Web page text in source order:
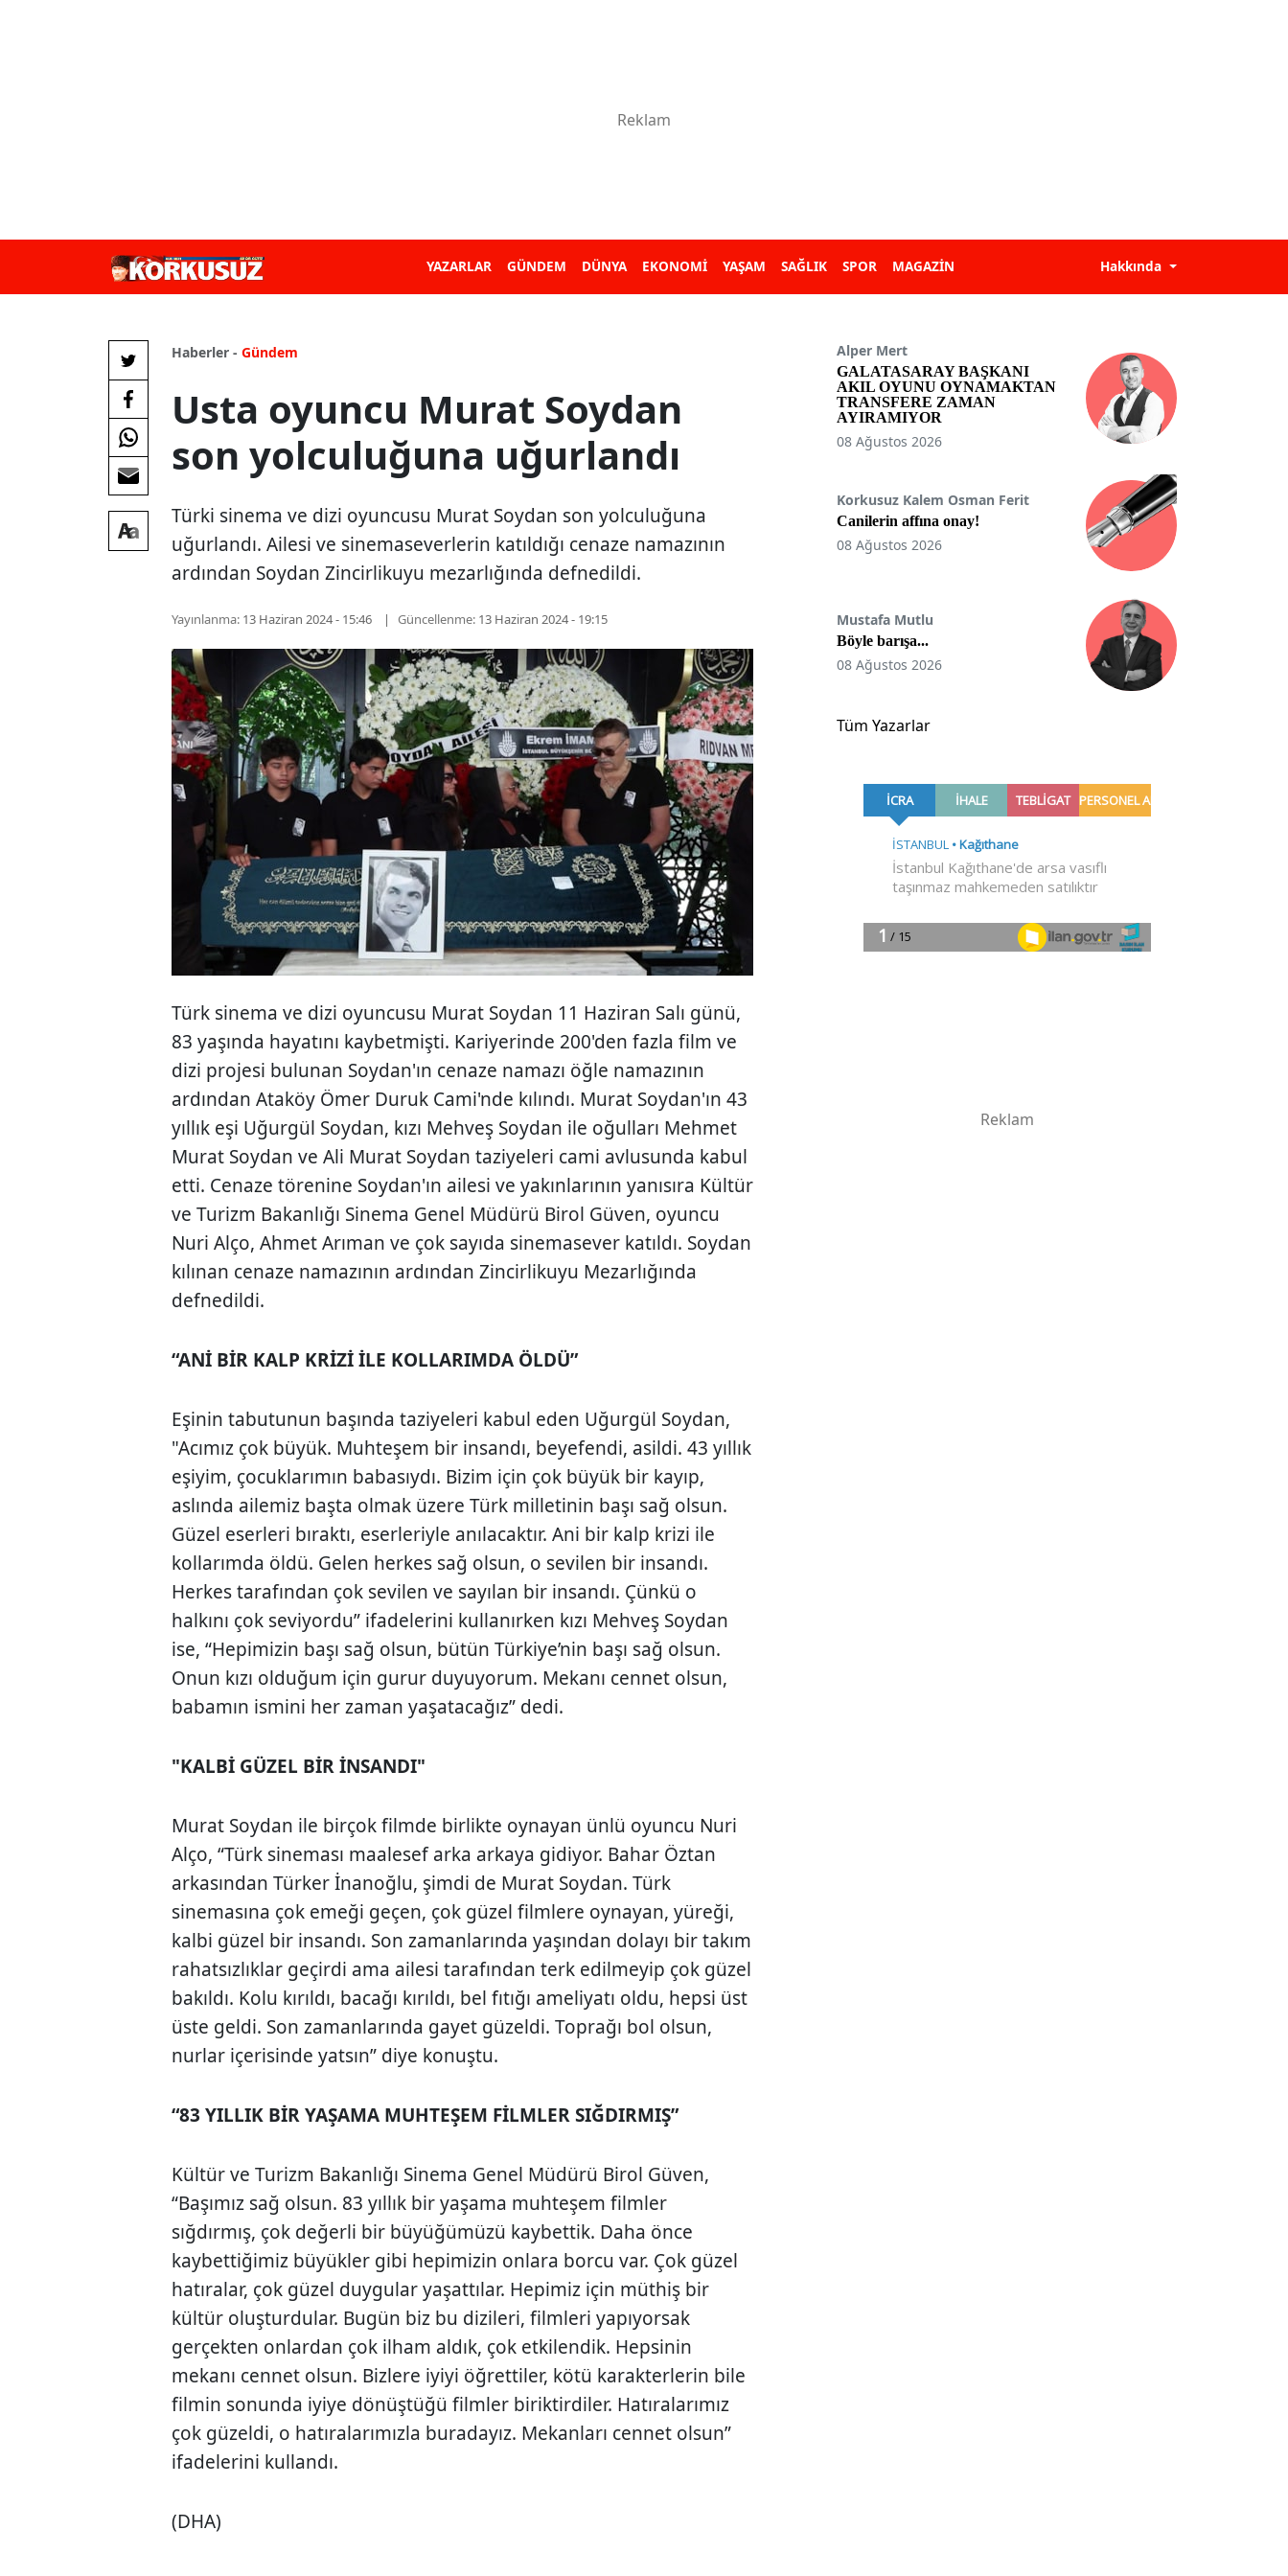
YAZARLAR GÜNDEM DÜNYA EKONOMİ YAŞAM SAĞLIK SPOR MAGAZİN Hakkında
Haberler - Gündem
Usta oyuncu Murat Soydan
son yolculuğuna uğurlandı
Türki sinema ve dizi oyuncusu Murat Soydan son yolculuğuna
uğurlandı. Ailesi ve sinemaseverlerin katıldığı cenaze namazının
ardından Soydan Zincirlikuyu mezarlığında defnedildi.
Yayınlanma: 13 Haziran 2024 - 15:46 Güncellenme: 13 Haziran 2024 - 19:15
Türk sinema ve dizi oyuncusu Murat Soydan 11 Haziran Salı günü,
83 yaşında hayatını kaybetmişti. Kariyerinde 200'den fazla film ve
dizi projesi bulunan Soydan'ın cenaze namazı öğle namazının
ardından Ataköy Ömer Duruk Cami'nde kılındı. Murat Soydan'ın 43
yıllık eşi Uğurgül Soydan, kızı Mehveş Soydan ile oğulları Mehmet
Murat Soydan ve Ali Murat Soydan taziyeleri cami avlusunda kabul
etti. Cenaze törenine Soydan'ın ailesi ve yakınlarının yanısıra Kültür
ve Turizm Bakanlığı Sinema Genel Müdürü Birol Güven, oyuncu
Nuri Alço, Ahmet Arıman ve çok sayıda sinemasever katıldı. Soydan
kılınan cenaze namazının ardından Zincirlikuyu Mezarlığında
defnedildi.
“ANİ BİR KALP KRİZİ İLE KOLLARIMDA ÖLDÜ”
Eşinin tabutunun başında taziyeleri kabul eden Uğurgül Soydan,
"Acımız çok büyük. Muhteşem bir insandı, beyefendi, asildi. 43 yıllık
eşiyim, çocuklarımın babasıydı. Bizim için çok büyük bir kayıp,
aslında ailemiz başta olmak üzere Türk milletinin başı sağ olsun.
Güzel eserleri bıraktı, eserleriyle anılacaktır. Ani bir kalp krizi ile
kollarımda öldü. Gelen herkes sağ olsun, o sevilen bir insandı.
Herkes tarafından çok sevilen ve sayılan bir insandı. Çünkü o
halkını çok seviyordu” ifadelerini kullanırken kızı Mehveş Soydan
ise, “Hepimizin başı sağ olsun, bütün Türkiye’nin başı sağ olsun.
Onun kızı olduğum için gurur duyuyorum. Mekanı cennet olsun,
babamın ismini her zaman yaşatacağız” dedi.
"KALBİ GÜZEL BİR İNSANDI"
Murat Soydan ile birçok filmde birlikte oynayan ünlü oyuncu Nuri
Alço, “Türk sineması maalesef arka arkaya gidiyor. Bahar Öztan
arkasından Türker İnanoğlu, şimdi de Murat Soydan. Türk
sinemasına çok emeği geçen, çok güzel filmlere oynayan, yüreği,
kalbi güzel bir insandı. Son zamanlarında yaşından dolayı bir takım
rahatsızlıklar geçirdi ama ailesi tarafından terk edilmeyip çok güzel
bakıldı. Kolu kırıldı, bacağı kırıldı, bel fıtığı ameliyatı oldu, hepsi üst
üste geldi. Son zamanlarında gayet güzeldi. Toprağı bol olsun,
nurlar içerisinde yatsın” diye konuştu.
“83 YILLIK BİR YAŞAMA MUHTEŞEM FİLMLER SIĞDIRMIŞ”
Kültür ve Turizm Bakanlığı Sinema Genel Müdürü Birol Güven,
“Başımız sağ olsun. 83 yıllık bir yaşama muhteşem filmler
sığdırmış, çok değerli bir büyüğümüzü kaybettik. Daha önce
kaybettiğimiz büyükler gibi hepimizin onlara borcu var. Çok güzel
hatıralar, çok güzel duygular yaşattılar. Hepimiz için müthiş bir
kültür oluşturdular. Bugün biz bu dizileri, filmleri yapıyorsak
gerçekten onlardan çok ilham aldık, çok etkilendik. Hepsinin
mekanı cennet olsun. Bizlere iyiyi öğrettiler, kötü karakterlerin bile
filmin sonunda iyiye dönüştüğü filmler biriktirdiler. Hatıralarımız
çok güzeldi, o hatıralarımızla buradayız. Mekanları cennet olsun”
ifadelerini kullandı.
(DHA)
Alper Mert
GALATASARAY BAŞKANI
AKIL OYUNU OYNAMAKTAN
TRANSFERE ZAMAN
AYIRAMIYOR
08 Ağustos 2026
Korkusuz Kalem Osman Ferit
Canilerin affına onay!
08 Ağustos 2026
Mustafa Mutlu
Böyle barışa...
08 Ağustos 2026
Tüm Yazarlar